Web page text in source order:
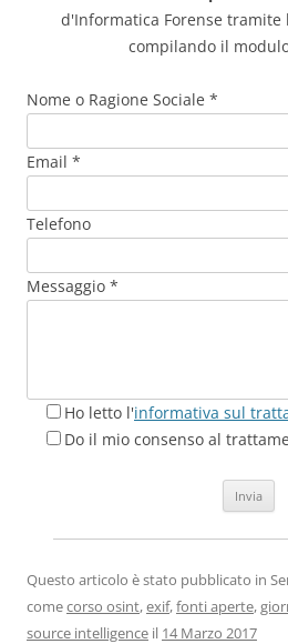
d'Informatica Forense tramite
compilando il
Nome o Ragione Sociale *
Email *
Telefono
Messaggio *
Ho letto l'informativa sul
Do il mio consenso al
Questo articolo è stato pubblicato in
comecorso osint,exif,fonti aperte,
source intelligence il 14 Marzo 2017